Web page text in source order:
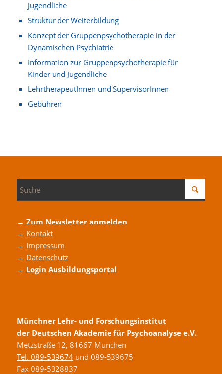
Jugendliche
Struktur der Weiterbildung
Konzept der Gruppenpsychotherapie in der
Dynamischen Psychiatrie
Information zur Gruppenpsychotherapie für
Kinder und Jugendliche
LehrtherapeutInnen und SupervisorInnen
Gebühren
→ Zum Newsletter anmelden
→ Kontakt
→ Impressum
→ Datenschutz
→ Login Ausbildungsportal
Münchner Lehr- und Forschungsinstitut
der Deutschen Akademie für Psychoanalyse e.V.
Metzstraße 12, 81667 München
Tel. 089-539674und 089-539675
Fax 089-5328837